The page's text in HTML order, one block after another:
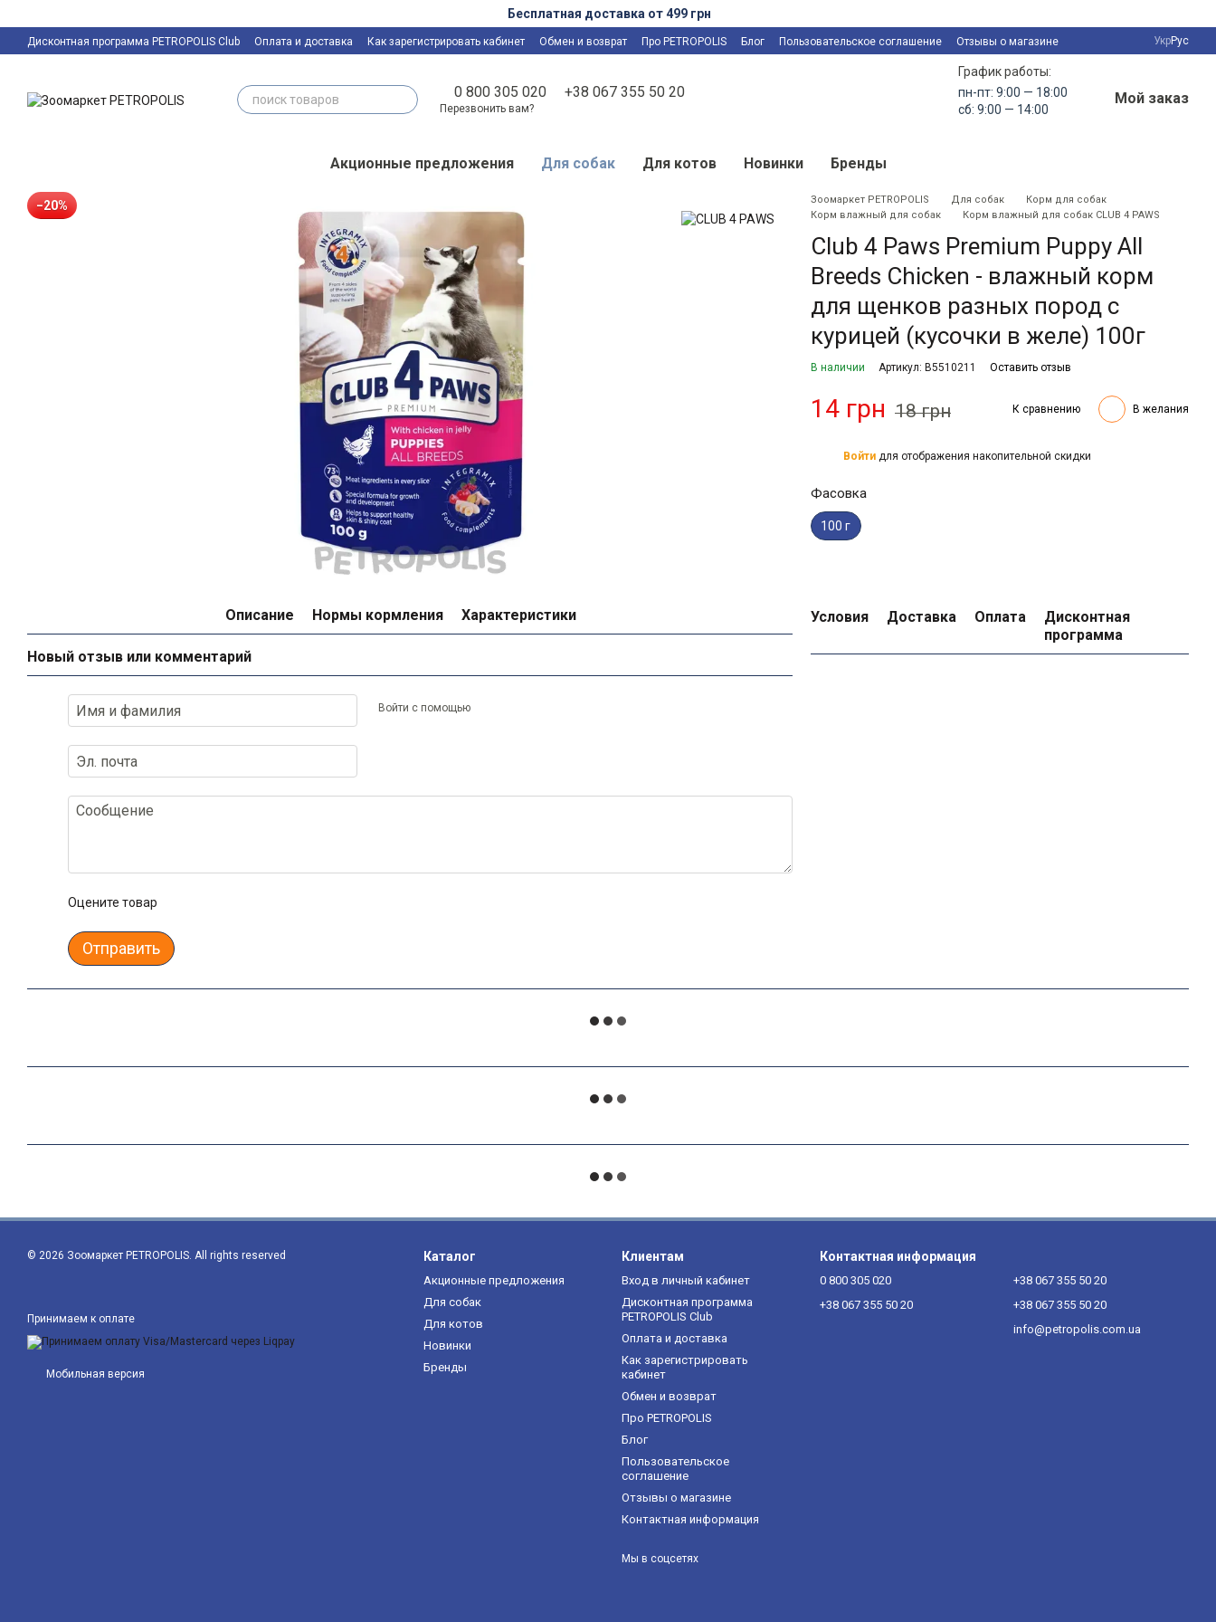
Бесплатная доставка от 499 грн
Дисконтная программа PETROPOLIS Club Оплата и доставка Как зарегистрировать кабинет Обмен и возврат Про PETROPOLIS Блог Пользовательское соглашение
Отзывы о магазине
УкрРус
0 800 305 020 +38 067 355 50 20
Перезвонить вам?
График работы:
пн-пт: 9:00 — 18:00
сб: 9:00 — 14:00
Мой заказ
Акционные предложения Для собак Для котов Новинки Бренды
−20%
Описание Нормы кормления Характеристики
Новый отзыв или комментарий
Войти с помощью
Оцените товар
Отправить
Зоомаркет PETROPOLIS Для собак
Корм для собак
Корм влажный для собак
Корм влажный для собак CLUB 4 PAWS
Club 4 Paws Premium Puppy All
Breeds Chicken - влажный корм
для щенков разных пород с
курицей (кусочки в желе) 100г
В наличии Артикул: B5510211 Оставить отзыв
14 грн 18 грн К сравнению В желания
Войти для отображения накопительной скидки
Фасовка
100 г
Условия Доставка Оплата
Дисконтная
программа
© 2026 Зоомаркет PETROPOLIS. All rights reserved
Принимаем к оплате
Мобильная версия
Каталог
Акционные предложения
Для собак
Для котов
Новинки
Бренды
Клиентам
Вход в личный кабинет
Дисконтная программа
PETROPOLIS Club
Оплата и доставка
Как зарегистрировать
кабинет
Обмен и возврат
Про PETROPOLIS
Блог
Пользовательское
соглашение
Отзывы о магазине
Контактная информация
Мы в соцсетях
Контактная информация
0 800 305 020
+38 067 355 50 20
+38 067 355 50 20
+38 067 355 50 20
info@petropolis.com.ua